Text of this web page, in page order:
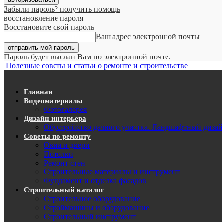
Забыли пароль? получить помощь
восстановление пароля
Восстановите свой пароль
Ваш адрес электронной почты
Пароль будет выслан Вам по электронной почте.
Полезные советы и статьи о ремонте и строительстве
Главная
Видеоматериалы
Фотогалерея
Дизайн интерьера
Обустройство дачного участка. Ландшафтный
Советы по ремонту
Окна и двери
Потолки
Ремонт стен
Строительные материалы и инструмент
Фундамент и отделка фасадов
Строительный каталог
Строительное оборудование
Строймашины и оборудование
Строительный инструмент